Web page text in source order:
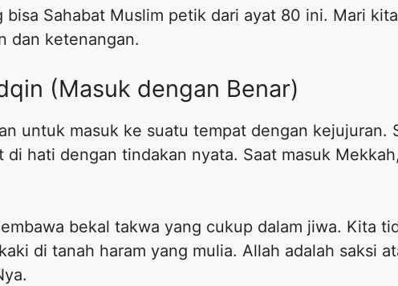
bisa Sahabat Muslim petik dari ayat 80 ini. Mari
dan ketenangan.
(Masuk dengan Benar)
untuk masuk ke suatu tempat dengan kejujuran.
di hati dengan tindakan nyata. Saat masuk
bekal takwa yang cukup dalam jiwa. Kita
di tanah haram yang mulia. Allah adalah saksi